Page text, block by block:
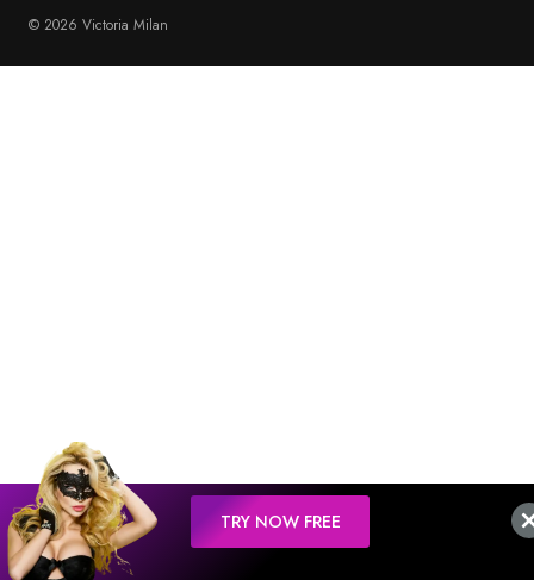
TRY NOW FREE
© 2026 Victoria Milan